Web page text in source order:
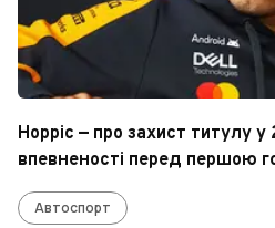
Норріс — про захист титулу
впевненості перед першою
Автоспорт